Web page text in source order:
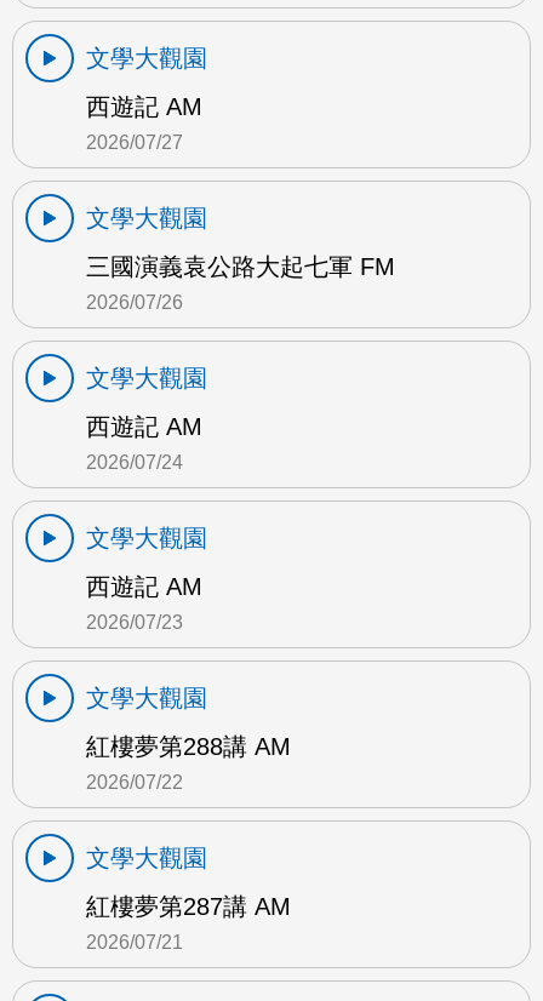
文學大觀園
西遊記 AM
2026/07/27
文學大觀園
三國演義袁公路大起七軍 FM
2026/07/26
文學大觀園
西遊記 AM
2026/07/24
文學大觀園
西遊記 AM
2026/07/23
文學大觀園
紅樓夢第288講 AM
2026/07/22
文學大觀園
紅樓夢第287講 AM
2026/07/21